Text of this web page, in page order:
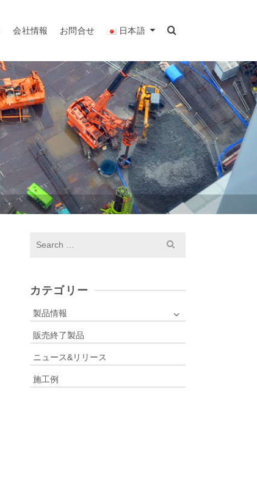
会社情報 お問合せ 日本語
c
o
カテゴリー
製品情報
販売終了製品
ニュース&リリース
施工例